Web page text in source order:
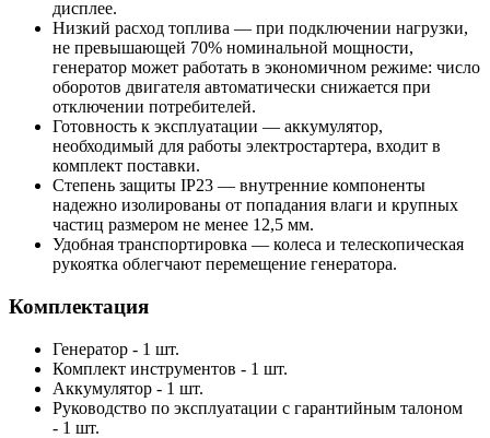
дисплее.
Низкий расход топлива — при подключении нагрузки,
не превышающей 70% номинальной мощности,
генератор может работать в экономичном режиме: число
оборотов двигателя автоматически снижается при
отключении потребителей.
Готовность к эксплуатации — аккумулятор,
необходимый для работы электростартера, входит в
комплект поставки.
Степень защиты IP23 — внутренние компоненты
надежно изолированы от попадания влаги и крупных
частиц размером не менее 12,5 мм.
Удобная транспортировка — колеса и телескопическая
рукоятка облегчают перемещение генератора.
Комплектация
Генератор - 1 шт.
Комплект инструментов - 1 шт.
Аккумулятор - 1 шт.
Руководство по эксплуатации с гарантийным талоном
- 1 шт.